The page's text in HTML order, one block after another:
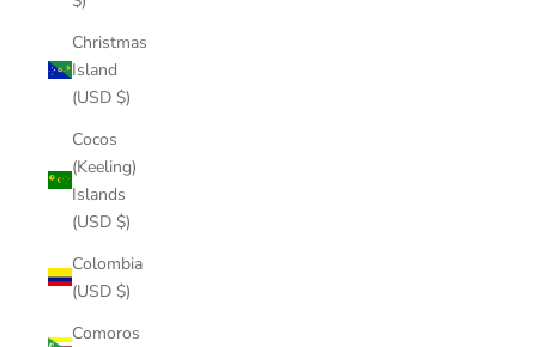
Christmas
Island
(USD $)
Cocos
(Keeling)
Islands
(USD $)
Colombia
(USD $)
Comoros